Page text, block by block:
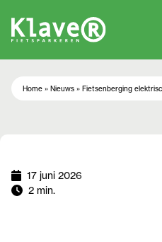
Home » Nieuws » Fietsenberging
17 juni 2026
2 min.